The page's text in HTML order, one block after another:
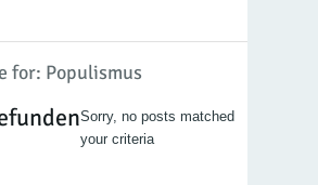
for: Populismus
Sorry, no posts matched
your criteria